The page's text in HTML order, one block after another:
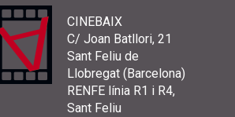
CINEBAIX
C/ Joan Batllori, 21
Sant Feliu de
Llobregat (Barcelona)
RENFE línia R1 i R4,
Sant Feliu